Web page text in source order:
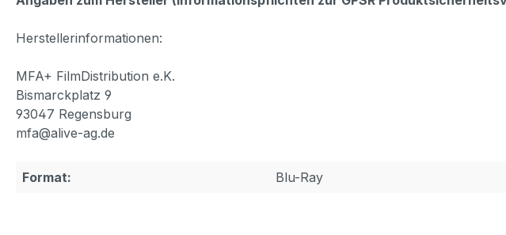
Herstellerinformationen:
MFA+ FilmDistribution e.K.
Bismarckplatz 9
93047 Regensburg
mfa@alive-ag.de
Format: Blu-Ray